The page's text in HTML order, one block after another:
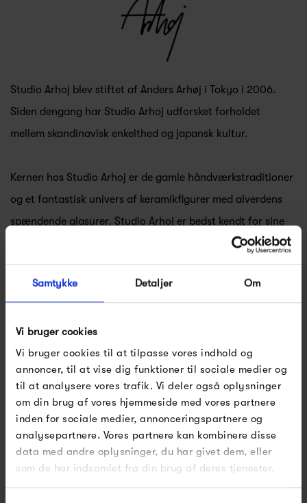
Samtykke Detaljer Om
Vi bruger cookies
Vi bruger cookies til at tilpasse vores indhold og
annoncer, til at vise dig funktioner til sociale medier og
til at analysere vores trafik. Vi deler også oplysninger
om din brug af vores hjemmeside med vores partnere
inden for sociale medier, annonceringspartnere og
analysepartnere. Vores partnere kan kombinere disse
data med andre oplysninger, du har givet dem, eller
som de har indsamlet fra din brug af deres tjenester.
Studio Arhoj blev stiftet af Anders Arhøj i Tokyo i 2006.
Siden dengang har Studio Arhoj udforsket forholdet
mellem skandinavisk enkelthed og japansk kultur.
Kernen hos Studio Arhoj er de gamle håndværkstraditioner
og et fantastisk univers af keramikfigurer med alverdens
spændende glasurer. Studio Arhoj er bedst kendt for sine
små keramikspøgelser, Ghosts, der alle er unikke, og har
hver sin personlighed.
Anders stadig finder inspiration i det skandinaviske og det
japanske.
Se alle varer fra Studio Arhoj
Produkter fra samme kategori